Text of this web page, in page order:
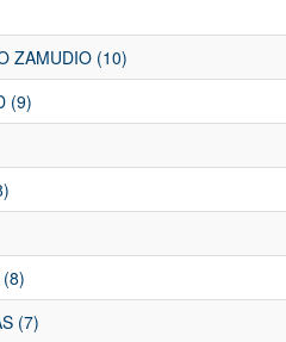
ZAMUDIO (10)
(9)
(7)